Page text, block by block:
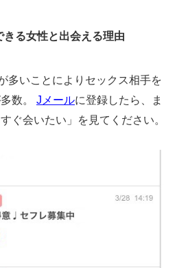
る女性と出会える理由
多いことによりセックス相手を
数。 Jメールに登録したら、ま
ぐ会いたい」を見てください。